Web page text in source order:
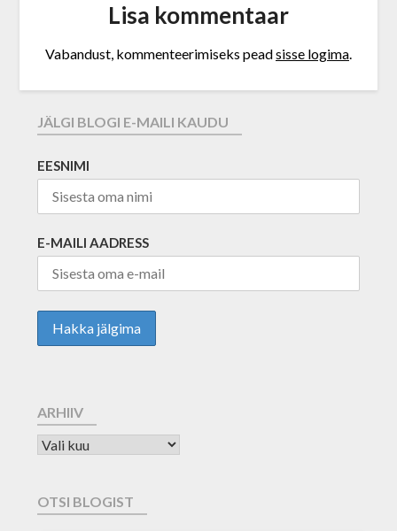
Lisa kommentaar
Vabandust, kommenteerimiseks peadsisse logima.
JÄLGI BLOGI E-MAILI KAUDU
EESNIMI
E-MAILI AADRESS
ARHIIV
OTSI BLOGIST